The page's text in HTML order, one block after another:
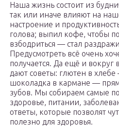
Наша жизнь состоит из
так или иначе влияют на
настроение и
голова; выпил кофе, чтобы
взбодриться — стал
Предусмотреть всё очень
получается. Да ещё и вокруг
дают советы: глютен в
шоколадка в кармане —
зубов. Мы собираем самые
здоровье, питании,
ответы, которые позволят
полезно для здоровья.